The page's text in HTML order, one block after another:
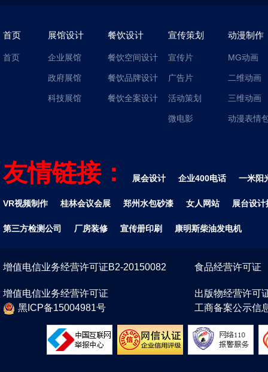
首页
首页
展馆设计
企业展馆
政府展馆
科技展馆
餐饮设计
餐饮空间设计
餐饮品牌设计
餐饮全案设计
宣传策划
宣传片
广告片
活动策划
微电影
动漫制作
MG动画
二维动画
三维动画
动漫表情
友情链接： 展会设计 企业400电话 一米阳
VR视频制作 桂林会议会展 郑州水包砂漆 女人网站 展台设计
第三方检测公司 厂房装修 宣传册印刷 康明斯柴油发电机
增值电信业务经营许可证B2-20150082 食品经营许可证
增值电信业务经营许可证
出版物经营许可
黑ICP备15004981号
工商备案公示信